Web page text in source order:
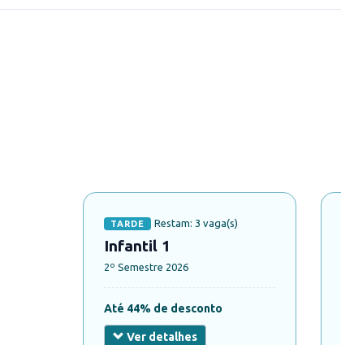
TARDE Restam: 3 vaga(s)
Infantil 1
2º Semestre 2026
Até 44% de desconto
Ver detalhes